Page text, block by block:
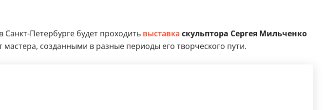
в Санкт-Петербурге будет проходить выставка скульптора Сергея Мильченко
мастера, созданными в разные периоды его творческого пути.